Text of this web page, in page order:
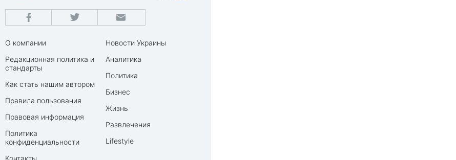
О компании
Редакционная политика и
стандарты
Как стать нашим автором
Правила пользования
Правовая информация
Политика
конфиденциальности
Контакты
Новости Украины
Аналитика
Политика
Бизнес
Жизнь
Развлечения
Lifestyle